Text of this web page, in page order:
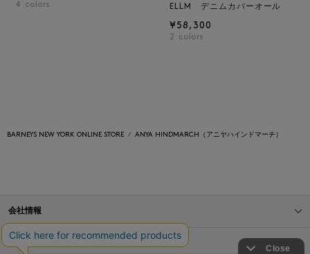
4 colors
ELLM デニムカバーオール
¥58,300
2 colors
BARNEYS NEW YORK ONLINE STORE ANYA HINDMARCH（アニヤハインドマーチ）
会社情報
オンラインストアショッピングガイド